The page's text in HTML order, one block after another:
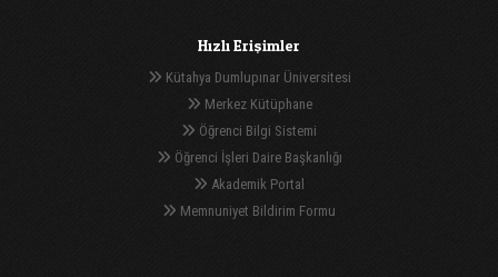
Hızlı Erişimler
Kütahya Dumlupınar Üniversitesi
Merkez Kütüphane
Öğrenci Bilgi Sistemi
Öğrenci İşleri Daire Başkanlığı
Akademik Portal
Memnuniyet Bildirim Formu